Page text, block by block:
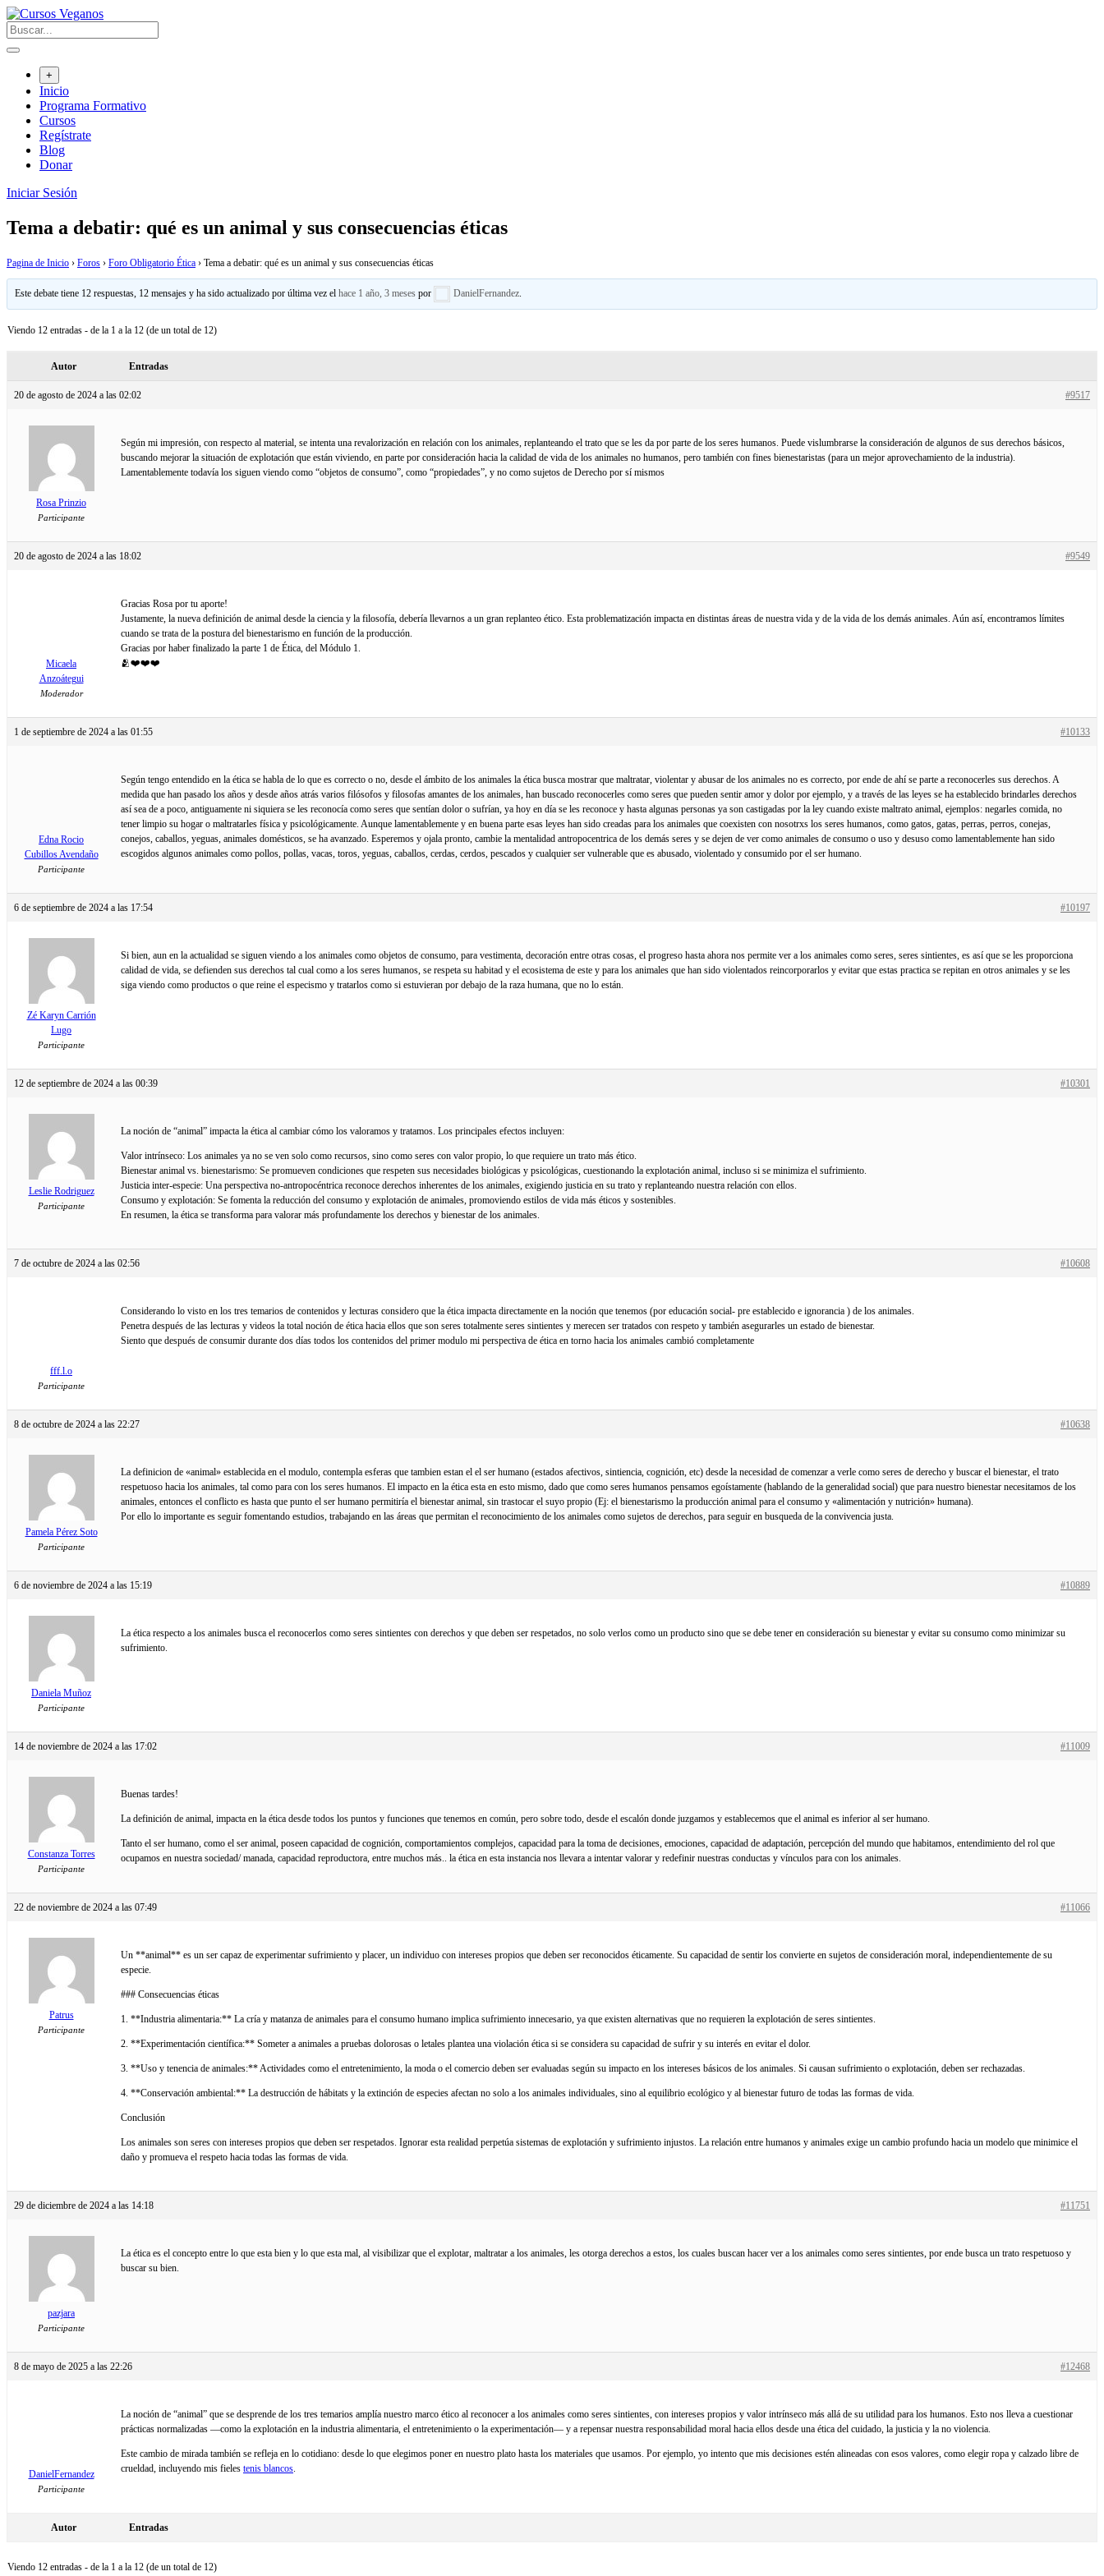
Saltar
al
contenido
+
Inicio
Programa Formativo
Cursos
Regístrate
Blog
Donar
Iniciar Sesión
Tema a debatir: qué es un animal y sus consecuencias éticas
Pagina de Inicio › Foros › Foro Obligatorio Ética › Tema a debatir: qué es un animal y sus consecuencias éticas
Este debate tiene 12 respuestas, 12 mensajes y ha sido actualizado por última vez elhace 1 año, 3 meses por DanielFernandez
Viendo 12 entradas - de la 1 a la 12 (de un total de 12)
Autor Entradas
20 de agosto de 2024 a las 02:02 #9517
Rosa Prinzio
Participante
Según mi impresión, con respecto al material, se intenta una revalorización en relación con los animales, replanteando el trato que se les da por parte de los seres humanos. Puede vislumbrarse la consideración de algunos de sus derechos básicos,
buscando mejorar la situación de explotación que están viviendo, en parte por consideración hacia la calidad de vida de los animales no humanos, pero también con fines bienestaristas (para un mejor aprovechamiento de la industria).
Lamentablemente todavía los siguen viendo como “objetos de consumo”, como “propiedades”, y no como sujetos de Derecho por sí mismos
20 de agosto de 2024 a las 18:02 #9549
Micaela
Anzoátegui
Moderador
Gracias Rosa por tu aporte!
Justamente, la nueva definición de animal desde la ciencia y la filosofía, debería llevarnos a un gran replanteo ético. Esta problematización impacta en distintas áreas de nuestra vida y de la vida de los demás animales. Aún así, encontramos límites
cuando se trata de la postura del bienestarismo en función de la producción.
Gracias por haber finalizado la parte 1 de Ética, del Módulo 1.
🫂❤️❤️❤️
1 de septiembre de 2024 a las 01:55 #10133
Edna Rocio
Cubillos Avendaño
Participante
Según tengo entendido en la ética se habla de lo que es correcto o no, desde el ámbito de los animales la ética busca mostrar que maltratar, violentar y abusar de los animales no es correcto, por ende de ahí se parte a reconocerles sus derechos. A
medida que han pasado los años y desde años atrás varios filósofos y filosofas amantes de los animales, han buscado reconocerles como seres que pueden sentir amor y dolor por ejemplo, y a través de las leyes se ha establecido brindarles derechos
así sea de a poco, antiguamente ni siquiera se les reconocía como seres que sentían dolor o sufrían, ya hoy en día se les reconoce y hasta algunas personas ya son castigadas por la ley cuando existe maltrato animal, ejemplos: negarles comida, no
tener limpio su hogar o maltratarles física y psicológicamente. Aunque lamentablemente y en buena parte esas leyes han sido creadas para los animales que coexisten con nosotrxs los seres humanos, como gatos, gatas, perras, perros, conejas,
conejos, caballos, yeguas, animales domésticos, se ha avanzado. Esperemos y ojala pronto, cambie la mentalidad antropocentrica de los demás seres y se dejen de ver como animales de consumo o uso y desuso como lamentablemente han sido
escogidos algunos animales como pollos, pollas, vacas, toros, yeguas, caballos, cerdas, cerdos, pescados y cualquier ser vulnerable que es abusado, violentado y consumido por el ser humano.
6 de septiembre de 2024 a las 17:54 #10197
Zé Karyn Carrión
Lugo
Participante
Si bien, aun en la actualidad se siguen viendo a los animales como objetos de consumo, para vestimenta, decoración entre otras cosas, el progreso hasta ahora nos permite ver a los animales como seres, seres sintientes, es así que se les proporciona
calidad de vida, se defienden sus derechos tal cual como a los seres humanos, se respeta su habitad y el ecosistema de este y para los animales que han sido violentados reincorporarlos y evitar que estas practica se repitan en otros animales y se les
siga viendo como productos o que reine el especismo y tratarlos como si estuvieran por debajo de la raza humana, que no lo están.
12 de septiembre de 2024 a las 00:39 #10301
Leslie Rodriguez
Participante
La noción de “animal” impacta la ética al cambiar cómo los valoramos y tratamos. Los principales efectos incluyen:
Valor intrínseco: Los animales ya no se ven solo como recursos, sino como seres con valor propio, lo que requiere un trato más ético.
Bienestar animal vs. bienestarismo: Se promueven condiciones que respeten sus necesidades biológicas y psicológicas, cuestionando la explotación animal, incluso si se minimiza el sufrimiento.
Justicia inter-especie: Una perspectiva no-antropocéntrica reconoce derechos inherentes de los animales, exigiendo justicia en su trato y replanteando nuestra relación con ellos.
Consumo y explotación: Se fomenta la reducción del consumo y explotación de animales, promoviendo estilos de vida más éticos y sostenibles.
En resumen, la ética se transforma para valorar más profundamente los derechos y bienestar de los animales.
7 de octubre de 2024 a las 02:56 #10608
fff.l.o
Participante
Considerando lo visto en los tres temarios de contenidos y lecturas considero que la ética impacta directamente en la noción que tenemos (por educación social- pre establecido e ignorancia ) de los animales.
Penetra después de las lecturas y videos la total noción de ética hacia ellos que son seres totalmente seres sintientes y merecen ser tratados con respeto y también asegurarles un estado de bienestar.
Siento que después de consumir durante dos días todos los contenidos del primer modulo mi perspectiva de ética en torno hacia los animales cambió completamente
8 de octubre de 2024 a las 22:27 #10638
Pamela Pérez Soto
Participante
La definicion de «animal» establecida en el modulo, contempla esferas que tambien estan el el ser humano (estados afectivos, sintiencia, cognición, etc) desde la necesidad de comenzar a verle como seres de derecho y buscar el bienestar, el trato
respetuoso hacia los animales, tal como para con los seres humanos. El impacto en la ética esta en esto mismo, dado que como seres humanos pensamos egoístamente (hablando de la generalidad social) que para nuestro bienestar necesitamos de los
animales, entonces el conflicto es hasta que punto el ser humano permitiría el bienestar animal, sin trastocar el suyo propio (Ej: el bienestarismo la producción animal para el consumo y «alimentación y nutrición» humana).
Por ello lo importante es seguir fomentando estudios, trabajando en las áreas que permitan el reconocimiento de los animales como sujetos de derechos, para seguir en busqueda de la convivencia justa.
6 de noviembre de 2024 a las 15:19 #10889
Daniela Muñoz
Participante
La ética respecto a los animales busca el reconocerlos como seres sintientes con derechos y que deben ser respetados, no solo verlos como un producto sino que se debe tener en consideración su bienestar y evitar su consumo como minimizar su
sufrimiento.
14 de noviembre de 2024 a las 17:02 #11009
Constanza Torres
Participante
Buenas tardes!
La definición de animal, impacta en la ética desde todos los puntos y funciones que tenemos en común, pero sobre todo, desde el escalón donde juzgamos y establecemos que el animal es inferior al ser humano.
Tanto el ser humano, como el ser animal, poseen capacidad de cognición, comportamientos complejos, capacidad para la toma de decisiones, emociones, capacidad de adaptación, percepción del mundo que habitamos, entendimiento del rol que
ocupamos en nuestra sociedad/ manada, capacidad reproductora, entre muchos más.. la ética en esta instancia nos llevara a intentar valorar y redefinir nuestras conductas y vínculos para con los animales.
22 de noviembre de 2024 a las 07:49 #11066
Patrus
Participante
Un **animal** es un ser capaz de experimentar sufrimiento y placer, un individuo con intereses propios que deben ser reconocidos éticamente. Su capacidad de sentir los convierte en sujetos de consideración moral, independientemente de su
especie.
### Consecuencias éticas
1. **Industria alimentaria:** La cría y matanza de animales para el consumo humano implica sufrimiento innecesario, ya que existen alternativas que no requieren la explotación de seres sintientes.
2. **Experimentación científica:** Someter a animales a pruebas dolorosas o letales plantea una violación ética si se considera su capacidad de sufrir y su interés en evitar el dolor.
3. **Uso y tenencia de animales:** Actividades como el entretenimiento, la moda o el comercio deben ser evaluadas según su impacto en los intereses básicos de los animales. Si causan sufrimiento o explotación, deben ser rechazadas.
4. **Conservación ambiental:** La destrucción de hábitats y la extinción de especies afectan no solo a los animales individuales, sino al equilibrio ecológico y al bienestar futuro de todas las formas de vida.
Conclusión
Los animales son seres con intereses propios que deben ser respetados. Ignorar esta realidad perpetúa sistemas de explotación y sufrimiento injustos. La relación entre humanos y animales exige un cambio profundo hacia un modelo que minimice el
daño y promueva el respeto hacia todas las formas de vida.
29 de diciembre de 2024 a las 14:18 #11751
pazjara
Participante
La ética es el concepto entre lo que esta bien y lo que esta mal, al visibilizar que el explotar, maltratar a los animales, les otorga derechos a estos, los cuales buscan hacer ver a los animales como seres sintientes, por ende busca un trato respetuoso y
buscar su bien.
8 de mayo de 2025 a las 22:26 #12468
DanielFernandez
Participante
La noción de “animal” que se desprende de los tres temarios amplía nuestro marco ético al reconocer a los animales como seres sintientes, con intereses propios y valor intrínseco más allá de su utilidad para los humanos. Esto nos lleva a cuestionar
prácticas normalizadas —como la explotación en la industria alimentaria, el entretenimiento o la experimentación— y a repensar nuestra responsabilidad moral hacia ellos desde una ética del cuidado, la justicia y la no violencia.
Este cambio de mirada también se refleja en lo cotidiano: desde lo que elegimos poner en nuestro plato hasta los materiales que usamos. Por ejemplo, yo intento que mis decisiones estén alineadas con esos valores, como elegir ropa y calzado libre de
crueldad, incluyendo mis fieles tenis blancos.
Autor Entradas
Viendo 12 entradas - de la 1 a la 12 (de un total de 12)